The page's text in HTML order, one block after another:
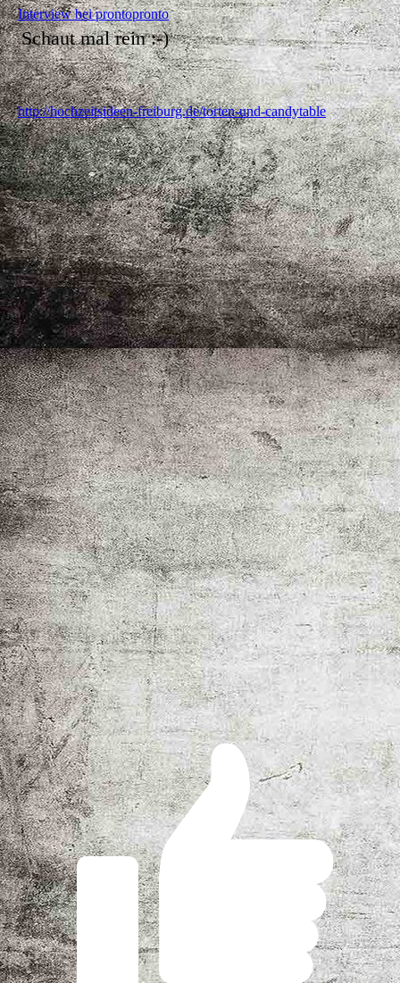
Interview bei prontopronto
Schaut mal rein :-)
http://hochzeitsideen-freiburg.de/torten-und-candytable
thetruebride